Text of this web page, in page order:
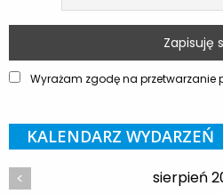
Wyrażam zgodę na
KALENDARZ WYDARZEŃ
< sierpień